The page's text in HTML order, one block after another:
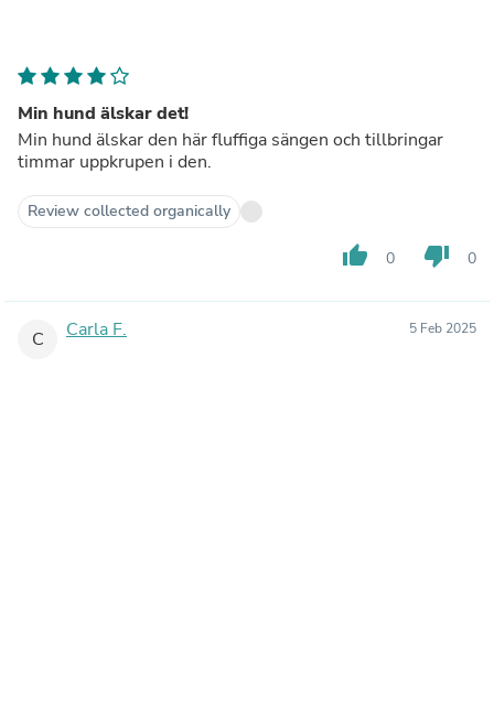
Min hund älskar det!
Min hund älskar den här fluffiga sängen och tillbringar
timmar uppkrupen i den.
Review collected organically
thumb_up 0 thumb_down 0
C Carla F. 5 Feb 2025